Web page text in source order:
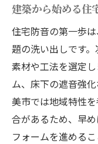
建築防音
建築防音
用術
納得できる建
建築防音
理想の住
建築防音
建築から始める住
住宅防音の第一歩
題の洗い出しです
素材や工法を選定
ム、床下の遮音強
美市では地域特性
合があるため、早
フォームを進めるこ